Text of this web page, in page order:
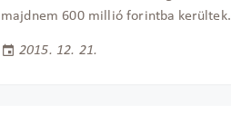
majdnem 600 millió forintba kerültek.
2015. 12. 21.